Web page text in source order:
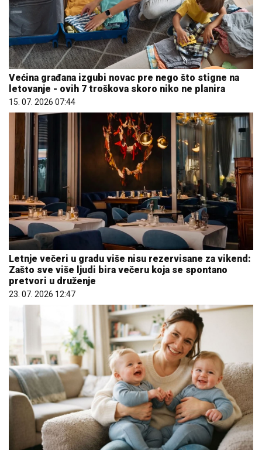
Većina građana izgubi novac pre nego što stigne na
letovanje - ovih 7 troškova skoro niko ne planira
15. 07. 2026 07:44
Letnje večeri u gradu više nisu rezervisane za vikend:
Zašto sve više ljudi bira večeru koja se spontano
pretvori u druženje
23. 07. 2026 12:47